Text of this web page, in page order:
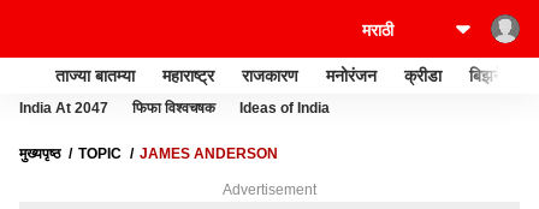
ताज्या बातम्या महाराष्ट्र राजकारण मनोरंजन क्रीडा बिझनेस
India At 2047 फिफा विश्वचषक Ideas of India
मुख्यपृष्ठ TOPIC JAMES ANDERSON
Advertisement